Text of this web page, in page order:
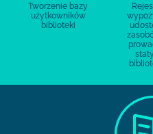
Tworzenie bazy
użytkowników
biblioteki